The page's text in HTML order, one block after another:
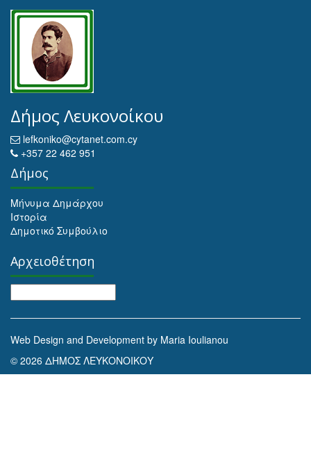
Δήμος Λευκονοίκου
lefkoniko@cytanet.com.cy
+357 22 462 951
Δήμος
Μήνυμα Δημάρχου
Ιστορία
Δημοτικό Συμβούλιο
Αρχειοθέτηση
Web Design and Development by Maria Ioulianou
© 2026 ΔΗΜΟΣ ΛΕΥΚΟΝΟΙΚΟΥ